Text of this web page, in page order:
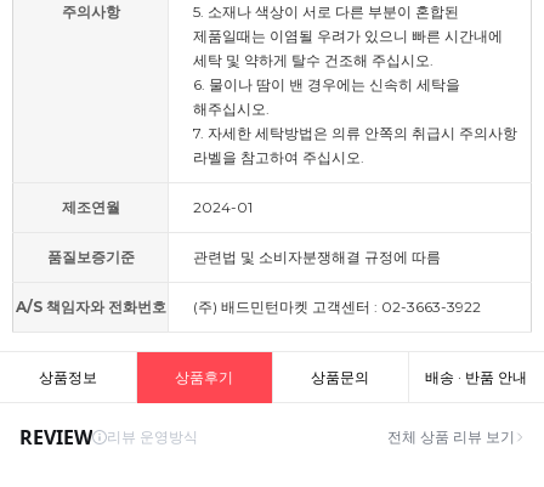
주의사항
5. 소재나 색상이 서로 다른 부분이 혼합된
제품일때는 이염될 우려가 있으니 빠른 시간내에
세탁 및 약하게 탈수 건조해 주십시오.
6. 물이나 땀이 밴 경우에는 신속히 세탁을
해주십시오.
7. 자세한 세탁방법은 의류 안쪽의 취급시 주의사항
라벨을 참고하여 주십시오.
제조연월 2024-01
품질보증기준 관련법 및 소비자분쟁해결 규정에 따름
A/S 책임자와 전화번호 (주) 배드민턴마켓 고객센터 : 02-3663-3922
상품정보 상품후기 상품문의 배송 · 반품 안내